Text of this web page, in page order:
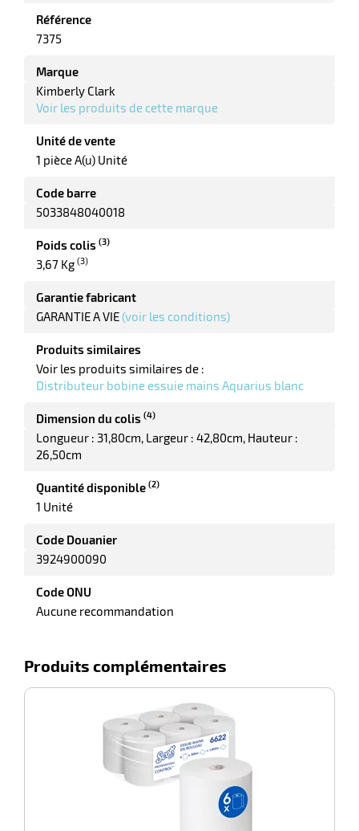
Référence
7375
Marque
Kimberly Clark
Voir les produits de cette marque
Unité de vente
1 pièce A(u) Unité
Code barre
5033848040018
Poids colis (3)
3,67 Kg (3)
Garantie fabricant
GARANTIE A VIE (voir les conditions)
Produits similaires
Voir les produits similaires de :
Distributeur bobine essuie mains Aquarius blanc
Dimension du colis (4)
Longueur : 31,80cm Largeur : 42,80cm Hauteur :
26,50cm
Quantité disponible (2)
1 Unité
Code Douanier
3924900090
Code ONU
Aucune recommandation
Produits complémentaires